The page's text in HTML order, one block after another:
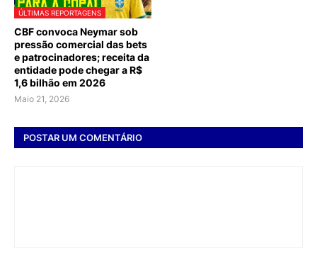
ÚLTIMAS REPORTAGENS
CBF convoca Neymar sob
pressão comercial das bets
e patrocinadores; receita da
entidade pode chegar a R$
1,6 bilhão em 2026
Maio 21, 2026
POSTAR UM COMENTÁRIO